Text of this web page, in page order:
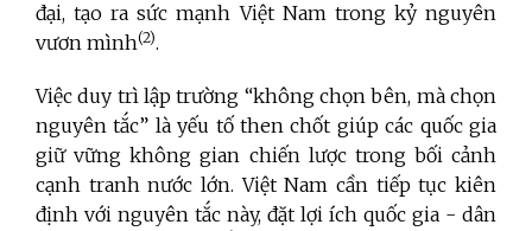
đại, tạo ra sức mạnh Việt Nam trong kỷ nguyên
vươn mình(2).
Việc duy trì lập trường “không chọn bên, mà chọn
nguyên tắc” là yếu tố then chốt giúp các quốc gia
giữ vững không gian chiến lược trong bối cảnh
cạnh tranh nước lớn. Việt Nam cần tiếp tục kiên
định với nguyên tắc này, đặt lợi ích quốc gia - dân